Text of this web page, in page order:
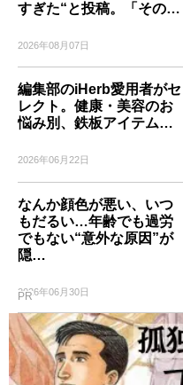
すぎた“と投稿。「その…
2026年08月07日
編集部のiHerb愛用者がセ
レクト。健康・美容のお
悩み別、鉄板アイテム…
2026年06月22日
なんか顔色が悪い、いつ
もだるい…年齢でも過労
でもない“意外な原因”が
隠…
2026年06月30日
PR